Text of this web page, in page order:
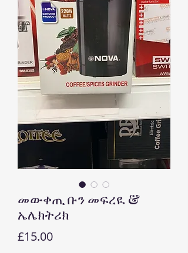
መውቀጢ ቡን መፍረዪ &
ኤሌክትሪክ
£15.00Price